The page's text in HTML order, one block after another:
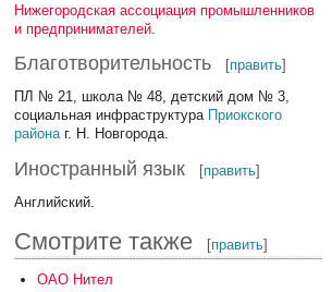
Нижегородская ассоциация промышленников
и предпринимателей
Благотворительность [править]
ПЛ № 21, школа № 48, детский дом № 3,
социальная инфраструктура Приокского
районаг. Н. Новгорода.
Иностранный язык [править]
Английский.
Смотрите также [править]
ОАО Нител